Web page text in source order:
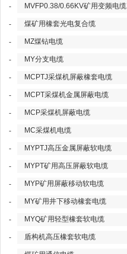
- MVFP0.38/0.66KV矿用变频电缆
- 煤矿用橡套光电复合缆
- MZ煤钻电缆
- MY分支电缆
- MCPTJ采煤机屏蔽橡套电缆
- MCPT采煤机金属屏蔽电缆
- MCP采煤机屏蔽电缆
- MC采煤机电缆
- MYPTJ高压金属屏蔽软电缆
- MYPT矿用高压屏蔽软电缆
- MYP矿用屏蔽移动软电缆
- MY矿用井下移动橡套电缆
- MYQ矿用轻型橡套软电缆
- 盾构机高压橡套软电缆